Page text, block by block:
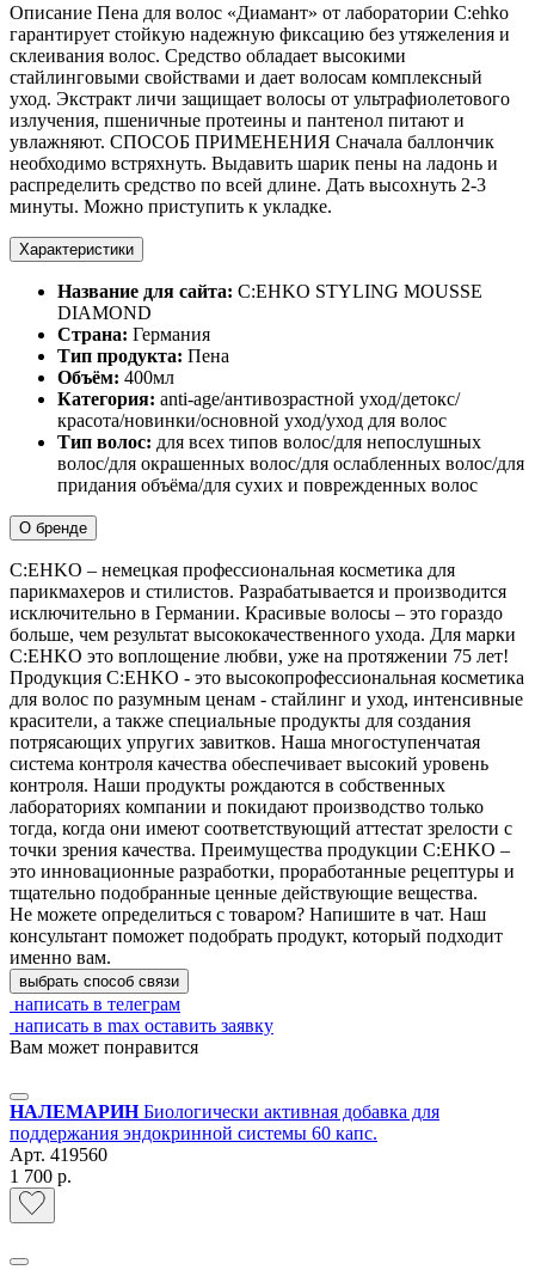
Описание Пена для волос «Диамант» от лаборатории C:ehko
гарантирует стойкую надежную фиксацию без утяжеления и
склеивания волос. Средство обладает высокими
стайлинговыми свойствами и дает волосам комплексный
уход. Экстракт личи защищает волосы от ультрафиолетового
излучения, пшеничные протеины и пантенол питают и
увлажняют. СПОСОБ ПРИМЕНЕНИЯ Сначала баллончик
необходимо встряхнуть. Выдавить шарик пены на ладонь и
распределить средство по всей длине. Дать высохнуть 2-3
минуты. Можно приступить к укладке.
Характеристики
Название для сайта: C:EHKO STYLING MOUSSE
DIAMOND
Страна: Германия
Тип продукта: Пена
Объём: 400мл
Категория: anti-age/антивозрастной уход/детокс/
красота/новинки/основной уход/уход для волос
Тип волос: для всех типов волос/для непослушных
волос/для окрашенных волос/для ослабленных волос/для
придания объёма/для сухих и поврежденных волос
О бренде
C:EHKO – немецкая профессиональная косметика для
парикмахеров и стилистов. Разрабатывается и производится
исключительно в Германии. Красивые волосы – это гораздо
больше, чем результат высококачественного ухода. Для марки
C:EHKO это воплощение любви, уже на протяжении 75 лет!
Продукция C:EHKO - это высокопрофессиональная косметика
для волос по разумным ценам - стайлинг и уход, интенсивные
красители, а также специальные продукты для создания
потрясающих упругих завитков. Наша многоступенчатая
система контроля качества обеспечивает высокий уровень
контроля. Наши продукты рождаются в собственных
лабораториях компании и покидают производство только
тогда, когда они имеют соответствующий аттестат зрелости с
точки зрения качества. Преимущества продукции C:EHKO –
это инновационные разработки, проработанные рецептуры и
тщательно подобранные ценные действующие вещества.
Не можете определиться с товаром? Напишите в чат. Наш
консультант поможет подобрать продукт, который подходит
именно вам.
выбрать способ связи
написать в телеграм
написать в max оставить заявку
Вам может понравится
НАЛЕМАРИНБиологически активная добавка для
поддержания эндокринной системы 60 капс.
Арт. 419560
1 700 р.